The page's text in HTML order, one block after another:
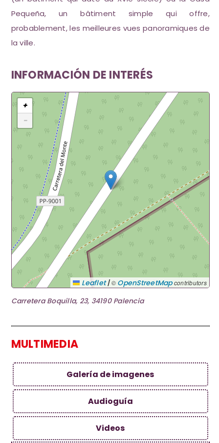
Pequeña, un bâtiment simple qui offre,
probablement, les meilleures vues panoramiques de
la ville.
INFORMACIÓN DE INTERÉS
+
−
Leaflet|© OpenStreetMapcontributors
Carretera Boquilla, 23, 34190 Palencia
MULTIMEDIA
Galería de imagenes
Audioguía
Videos